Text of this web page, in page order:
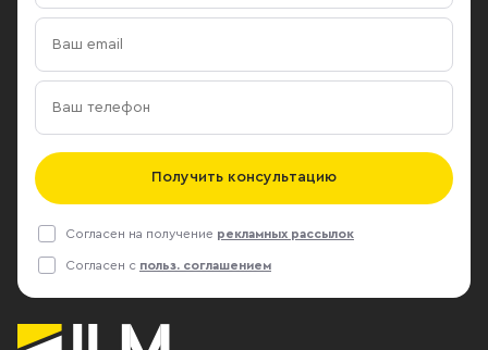
Club
холдинга за
новые
владелец и
Получить консультацию
Согласен на получение рекламных рассылок
Согласен с польз. соглашением